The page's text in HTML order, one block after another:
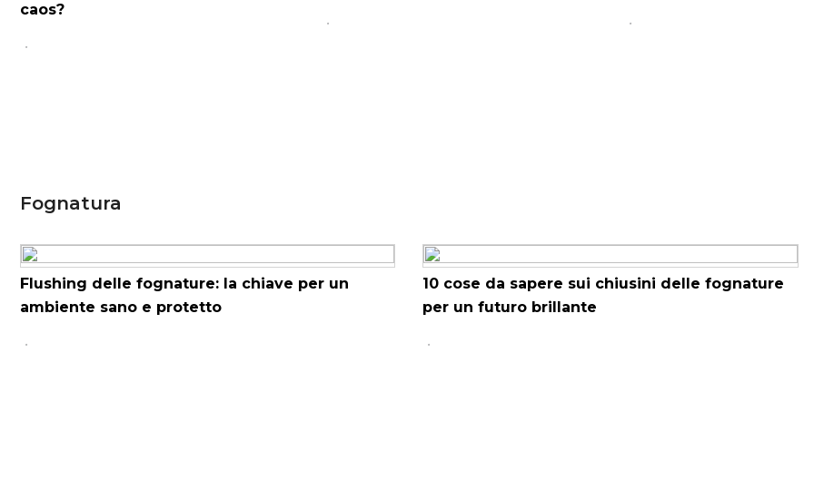
caos?
Fognatura
Flushing delle fognature: la chiave per un
ambiente sano e protetto
10 cose da sapere sui chiusini delle fognature
per un futuro brillante